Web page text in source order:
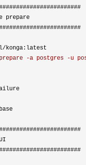
prepare
/konga:latest
-a postgres -u